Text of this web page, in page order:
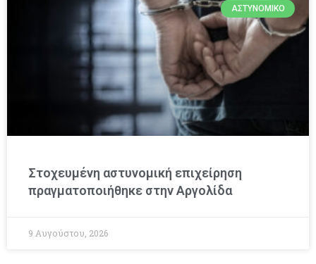
ΑΣΤΥΝΟΜΙΚΌ
Στοχευμένη αστυνομική επιχείρηση
πραγματοποιήθηκε στην Αργολίδα
9 Αυγούστου, 2026